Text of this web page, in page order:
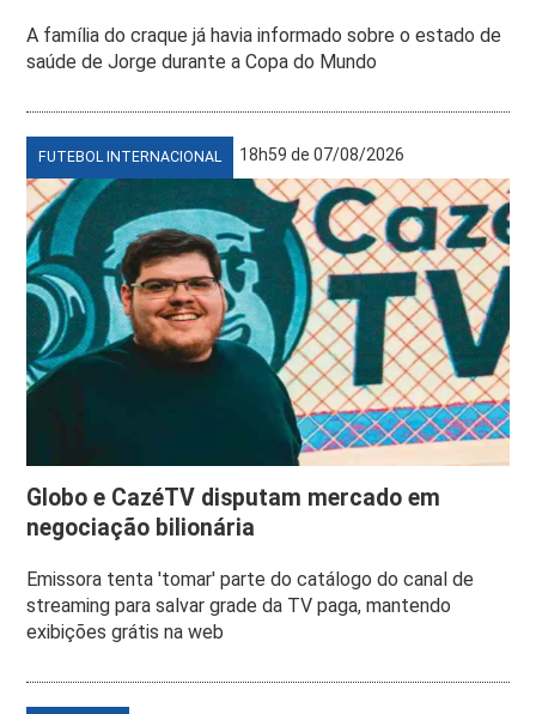
A família do craque já havia informado sobre o estado de
saúde de Jorge durante a Copa do Mundo
FUTEBOL INTERNACIONAL 18h59 de 07/08/2026
Globo e CazéTV disputam mercado em
negociação bilionária
Emissora tenta 'tomar' parte do catálogo do canal de
streaming para salvar grade da TV paga, mantendo
exibições grátis na web